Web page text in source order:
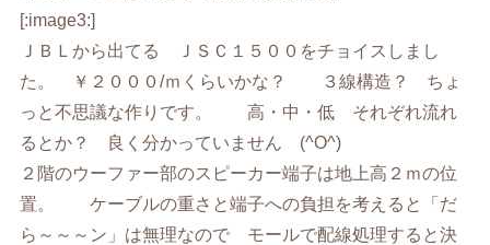
[:image3:]
ＪＢＬから出てる ＪＳＣ１５００をチョイスしまし
た。 ￥２０００/ｍくらいかな？ ３線構造？ ちょ
っと不思議な作りです。 高・中・低 それぞれ流れ
るとか？ 良く分かっていません (^O^)
２階のウーファー部のスピーカー端子は地上高２ｍの位
置。 ケーブルの重さと端子への負担を考えると「だ
ら～～～ン」は無理なので モールで配線処理すると決